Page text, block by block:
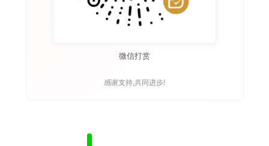
微信打赏
感谢支持,共同进步!